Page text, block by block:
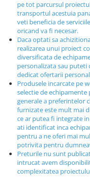
MOBILIER URBAN
Garduri/Imprejmuiri
Cosuri de gunoi
Panouri pentru
Foisoare si pergole
Rastel Biciclete
Banci
pe tot parcursul
transportul acestuia
veti beneficia de
oricand va fi necesar.
Daca optati sa
realizarea unui proiect
diversificata de
personalizata sau
dedicat ofertarii
Produsele incarcate pe
selectie de echipamente
generale a preferintelor
furnizate este mult mai
ce ar putea fi integrate
ati identificat inca
pentru a ne oferi mai
potrivita pentru
Preturile nu sunt
intrucat avem
complexitatea